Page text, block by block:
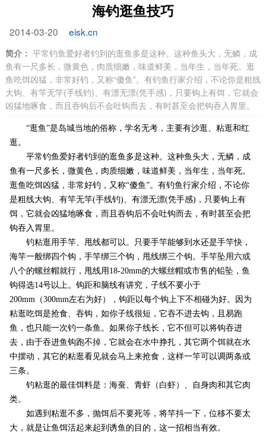
海钓逛鱼技巧
2014-03-20 eisk.cn
简介： 平常钓鱼爱好者钓到的逛鱼多是这种。这种鱼头大，无鳞，成
鱼有一尺多长，微黄色，肉质细嫩，味道鲜美，当年生，当年死。逛
鱼吃饵凶猛，非常好钓，又称“傻鱼”。有钓鱼行家介绍，不论你是粗线
大钩、有竿无竿(手线钓)、有漂无漂(凭手感)，只要钩上有饵，它就会
凶猛地啄食，而且吞钩后不会吐钩而去，有时甚至会把钩吞入胃里。
“逛鱼”是岛城当地的俗称，学名无考，主要有沙逛、粘逛和红
逛。
平常钓鱼爱好者钓到的逛鱼多是这种。这种鱼头大，无鳞，成
鱼有一尺多长，微黄色，肉质细嫩，味道鲜美，当年生，当年死。
逛鱼吃饵凶猛，非常好钓，又称“傻鱼”。有钓鱼行家介绍，不论你
是粗线大钩、有竿无竿(手线钓)、有漂无漂(凭手感)，只要钩上有
饵，它就会凶猛地啄食，而且吞钩后不会吐钩而去，有时甚至会把
钩吞入胃里。
钓粘逛用手竿、甩线都可以。只要手竿能够到水还是手竿快，
海竿一般绑四个钩，手竿绑三个钩，甩线绑三个钩。手竿坠用六或
八个的螺丝帽就行，甩线用18-20mm的大螺丝帽或市售的铅坠，鱼
钩得选14号以上。钩距和脑线有讲究，子线不要小于
200mm（300mm左右为好），钩距以每个钩上下不相碰为好。因为
粘逛吃饵是抢食、吞钩，如你子线很短，它吞不进去钩，且易跑
鱼，也只能一次钓一条鱼。如果你子线长，它不但可以将钩吞进
去，由于吞进鱼钩跑不掉，它就会在水中挣扎，其它两个饵就在水
中摆动，其它的粘逛看见就会马上来抢食，这样一竿可以调两条或
三条。
钓粘逛的最佳饵料是：海蚕、青虾（白虾）、自身肉和其它肉
类。
如遇到粘逛不多，抛饵后不要死等，将竿抖一下，位移不要太
大，就是让鱼饵活起来起到诱鱼的目的，这一招相当有效。